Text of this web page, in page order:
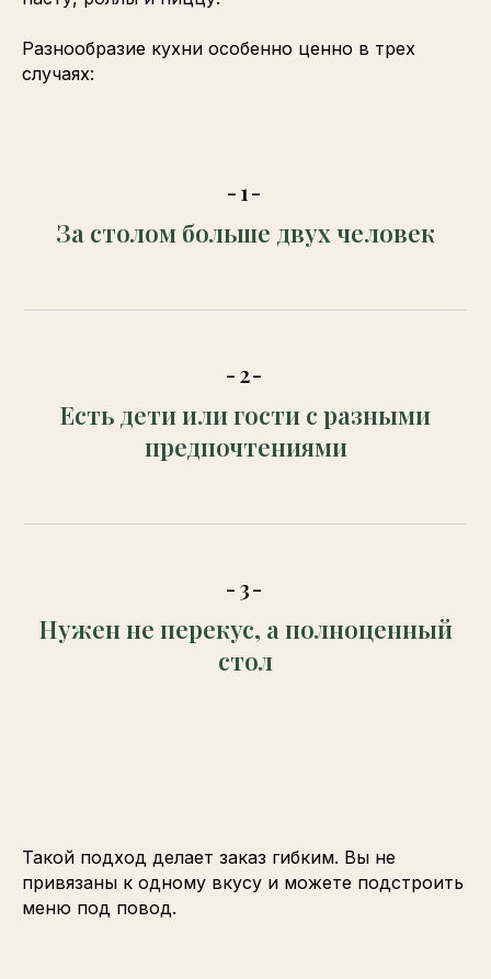
Разнообразие кухни особенно ценно в трех
случаях:
-1-
За столом больше двух человек
-2-
Есть дети или гости с разными
предпочтениями
-3-
Нужен не перекус, а полноценный
стол
Такой подход делает заказ гибким. Вы не
привязаны к одному вкусу и можете подстроить
меню под повод.